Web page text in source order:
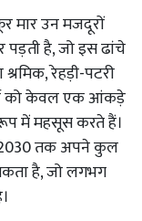
मार उन मजदूरों
है, जो इस ढांचे
रेहड़ी-पटरी
को केवल एक आंकड़े
में महसूस करते हैं।
2030 तक अपने कुल
है, जो लगभग